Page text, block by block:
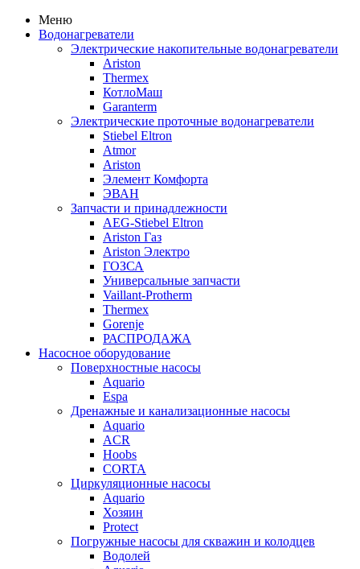
Меню
Водонагреватели
Электрические накопительные водонагреватели
Ariston
Thermex
КотлоМаш
Garanterm
Электрические проточные водонагреватели
Stiebel Eltron
Atmor
Ariston
Элемент Комфорта
ЭВАН
Запчасти и принадлежности
AEG-Stiebel Eltron
Ariston Газ
Ariston Электро
ГОЗСА
Универсальные запчасти
Vaillant-Protherm
Thermex
Gorenje
РАСПРОДАЖА
Насосное оборудование
Поверхностные насосы
Aquario
Espa
Дренажные и канализационные насосы
Aquario
ACR
Hoobs
CORTA
Циркуляционные насосы
Aquario
Хозяин
Protect
Погружные насосы для скважин и колодцев
Водолей